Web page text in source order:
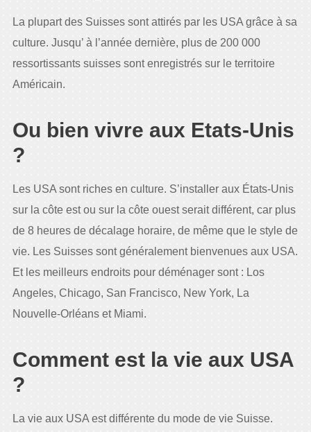
La plupart des Suisses sont attirés par les USA grâce à sa
culture. Jusqu’ à l’année dernière, plus de 200 000
ressortissants suisses sont enregistrés sur le territoire
Américain.
Ou bien vivre aux Etats-Unis
?
Les USA sont riches en culture. S’installer aux États-Unis
sur la côte est ou sur la côte ouest serait différent, car plus
de 8 heures de décalage horaire, de même que le style de
vie. Les Suisses sont généralement bienvenues aux USA.
Et les meilleurs endroits pour déménager sont : Los
Angeles, Chicago, San Francisco, New York, La
Nouvelle-Orléans et Miami.
Comment est la vie aux USA
?
La vie aux USA est différente du mode de vie Suisse.